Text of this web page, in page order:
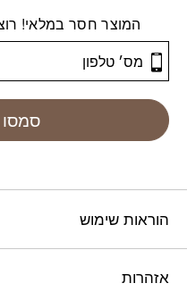
המוצר חסר במלאי!
סמסו
הוראות שימוש
אזהרות